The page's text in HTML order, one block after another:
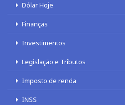
Dólar Hoje
Finanças
Investimentos
Legislação e Tributos
Imposto de renda
INSS